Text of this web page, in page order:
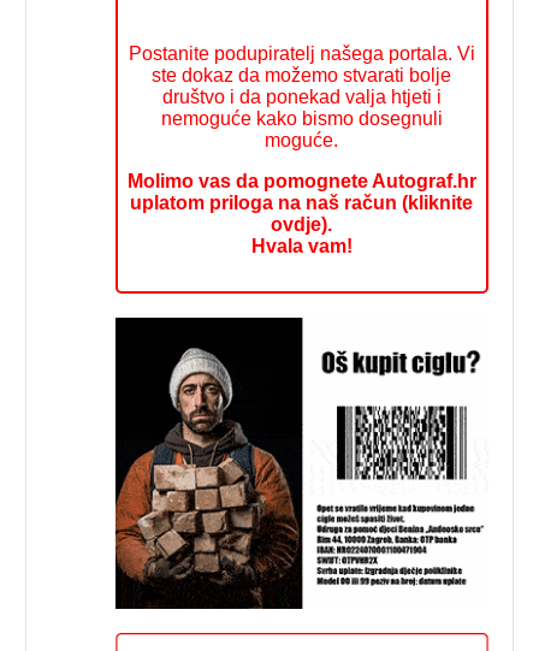
Postanite podupiratelj našega portala. Vi
ste dokaz da možemo stvarati bolje
društvo i da ponekad valja htjeti i
nemoguće kako bismo dosegnuli
moguće.
Molimo vas da pomognete Autograf.hr
uplatom priloga na naš račun (kliknite
ovdje).
Hvala vam!